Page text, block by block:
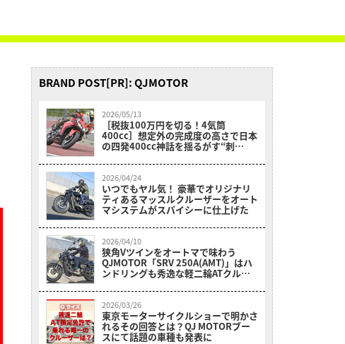
BRAND POST[PR]: QJMOTOR
2026/05/13
［税抜100万円を切る！4気筒
400cc］想定外の完成度の高さで日本
の四発400cc神話を揺るがす“刺
乗］
2026/04/24
いつでもヤル気！ 豪華でオリジナリ
ティあるマッスルクルーザーをオート
マシステムがスパイシーに仕上げた
2026/04/10
狭角Vツインをオートマで味わう
QJMOTOR「SRV 250A(AMT)」はハ
ンドリングも秀逸な軽二輪ATクルー
2026/03/26
東京モーターサイクルショーで明かさ
れるその回答とは？QJ MOTORブー
スにて話題の車種も発表に